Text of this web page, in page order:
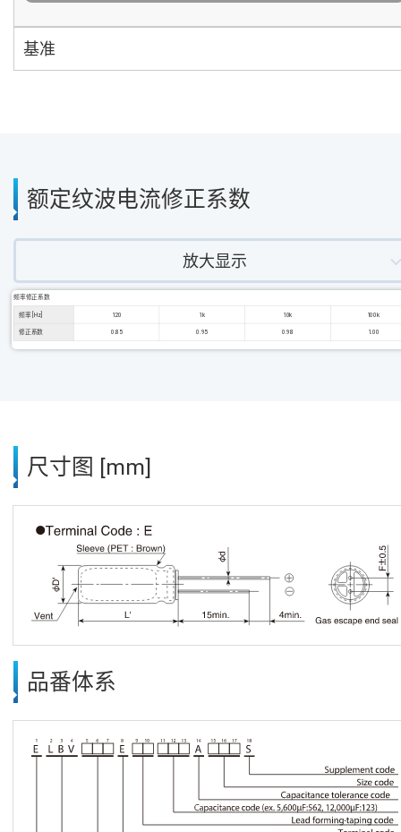
基准
额定纹波电流修正系数
放大显示
频率修正系数
频率 [Hz] 120 1k 10k 100k
修正系数 0.85 0.95 0.98 1.00
尺寸图 [mm]
品番体系